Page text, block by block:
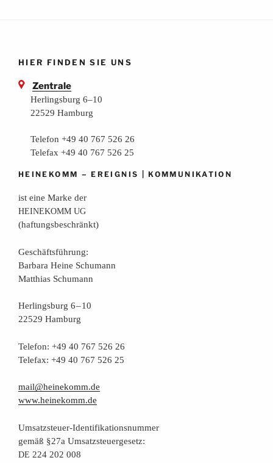
HIER FINDEN SIE UNS
Zentrale
Herlingsburg 6–10
22529 Hamburg
Telefon +49 40 767 526 26
Telefax +49 40 767 526 25
HEINEKOMM –EREIGNIS |KOMMUNIKATION
ist eine Mar­ke der
HEINEKOMM UG
(haf­tungs­be­schränkt)
Geschäfts­füh­rung:
Bar­ba­ra Hei­ne Schumann
Mat­thi­as Schumann
Her­lings­burg 6 – 10
22529 Hamburg
Tele­fon: +49 40 767 526 26
Tele­fax: +49 40 767 526 25
mail@heinekomm.de
www.heinekomm.de
Umsatz­steu­er-Iden­ti­fi­ka­ti­ons­num­mer
gemäß §27a Umsatzsteuergesetz:
DE 224 202 008